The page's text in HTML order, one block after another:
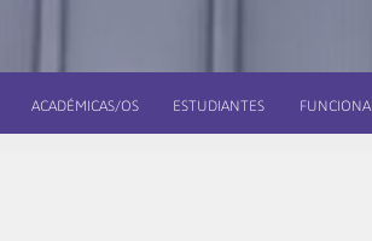
ACADÉMICAS/OS ESTUDIANTES